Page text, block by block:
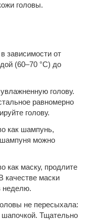
головы.
от
(60–70 °C) до
голову.
равномерно
голову.
как шампунь,
шампуня можно
маску, продлите
качестве маски
неделю.
не пересыхала:
шапочкой. Тщательно